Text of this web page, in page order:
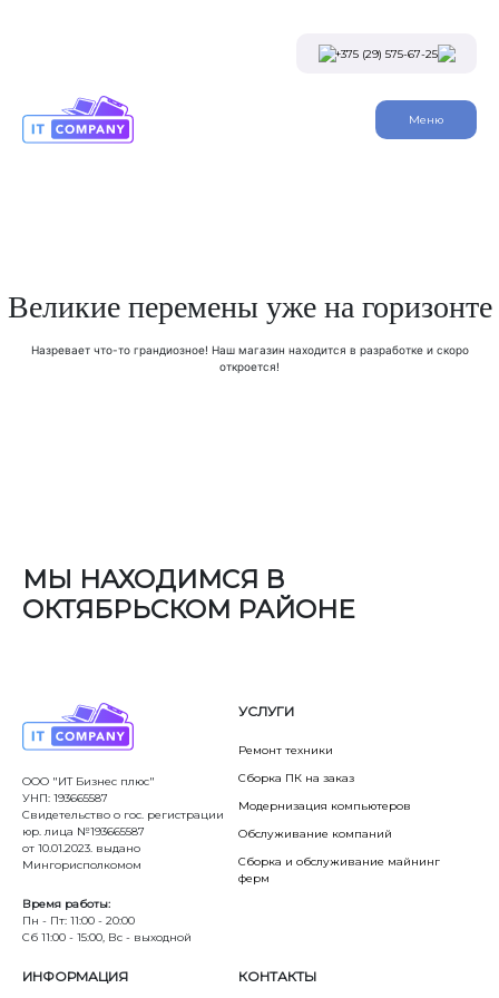
+375 (29) 575-67-25
Меню
Великие перемены уже на горизонте
Назревает что-то грандиозное! Наш магазин находится в разработке и скоро
откроется!
МЫ НАХОДИМСЯ В
ОКТЯБРЬСКОМ РАЙОНЕ
ООО "ИТ Бизнес плюс"
УНП: 193665587
Свидетельство о гос. регистрации
юр. лица №193665587
от 10.01.2023. выдано
Мингорисполкомом
Время работы:
Пн - Пт: 11:00 - 20:00
Сб 11:00 - 15:00, Вс - выходной
УСЛУГИ
Ремонт техники
Сборка ПК на заказ
Модернизация компьютеров
Обслуживание компаний
Сборка и обслуживание майнинг
ферм
ИНФОРМАЦИЯ КОНТАКТЫ